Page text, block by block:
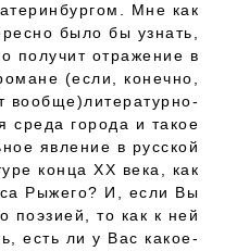
Мне как
было бы узнать,
получит отражение в
(если, конечно,
вообще)литературно-
среда города и такое
явление в русской
конца XX века, как
Рыжего? И, если Вы
поэзией, то как к ней
есть ли у Вас какое-